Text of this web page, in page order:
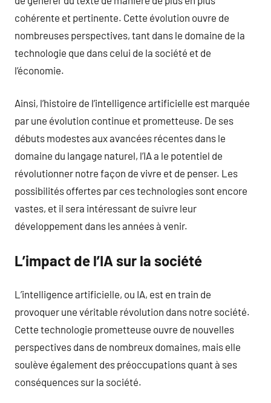
cohérente et pertinente. Cette évolution ouvre de
nombreuses perspectives, tant dans le domaine de la
technologie que dans celui de la société et de
l’économie.
Ainsi, l’histoire de l’intelligence artificielle est marquée
par une évolution continue et prometteuse. De ses
débuts modestes aux avancées récentes dans le
domaine du langage naturel, l’IA a le potentiel de
révolutionner notre façon de vivre et de penser. Les
possibilités offertes par ces technologies sont encore
vastes, et il sera intéressant de suivre leur
développement dans les années à venir.
L’impact de l’IA sur la société
L’intelligence artificielle, ou IA, est en train de
provoquer une véritable révolution dans notre société.
Cette technologie prometteuse ouvre de nouvelles
perspectives dans de nombreux domaines, mais elle
soulève également des préoccupations quant à ses
conséquences sur la société.